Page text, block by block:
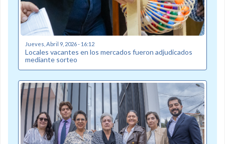
Jueves, Abril 9, 2026 - 16:12
Locales vacantes en los mercados fueron adjudicados
mediante sorteo